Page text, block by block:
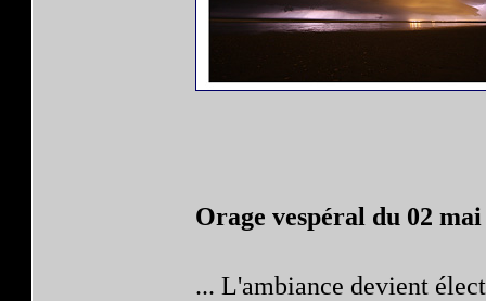
Orage vespéral du 02
... L'ambiance devient